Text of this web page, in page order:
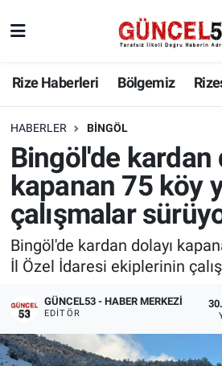
Rize Haberleri Bölgemiz
HABERLER BINGÖL
Bingöl'de kardan
kapanan 75 köy
çalışmalar
Bingöl'de kardan dolayı
İl Özel İdaresi ekiplerinin
GÜNCEL53 - HABER MERKEZI
EDITÖR